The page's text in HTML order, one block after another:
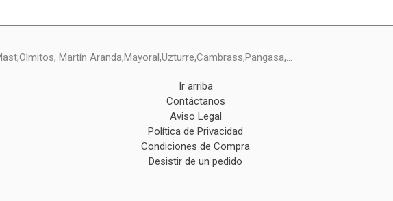
Martín Aranda,Mayoral,Uzturre,Cambrass,Pangasa,...
Ir arriba
Contáctanos
Aviso Legal
Política de Privacidad
Condiciones de Compra
Desistir de un pedido